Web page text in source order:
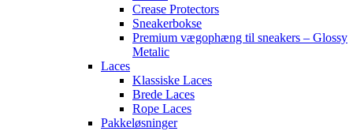
Crease Protectors
Sneakerbokse
Premium vægophæng til sneakers – Glossy
Metalic
Laces
Klassiske Laces
Brede Laces
Rope Laces
Pakkeløsninger